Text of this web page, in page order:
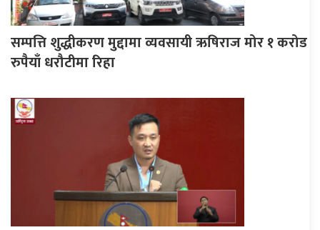
सम्पत्ति शुद्धीकरण मुद्दामा व्यवसायी ऋषिराज मोर १ करोड
रुपैयाँ धरौटीमा रिहा